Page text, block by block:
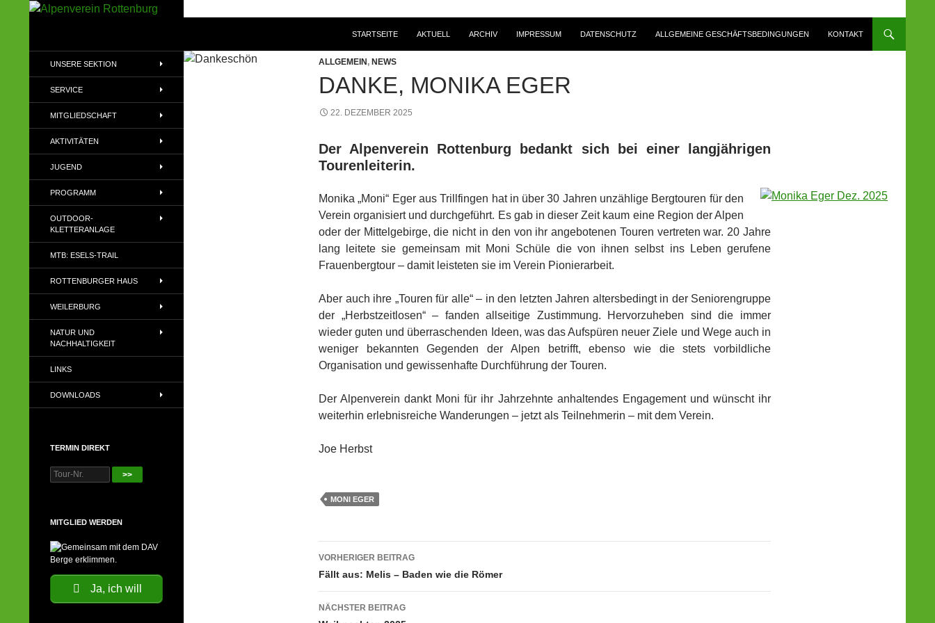
STARTSEITE AKTUELL ARCHIV IMPRESSUM DATENSCHUTZ ALLGEMEINE GESCHÄFTSBEDINGUNGEN KONTAKT
ALLGEMEIN, NEWS
DANKE, MONIKA EGER
22. DEZEMBER 2025
Der Alpenverein Rottenburg bedankt sich bei einer langjährigen
Tourenleiterin.
Monika „Moni“ Eger aus Trillfingen hat in über 30 Jahren unzählige Bergtouren für den
Verein organisiert und durchgeführt. Es gab in dieser Zeit kaum eine Region der Alpen
oder der Mittelgebirge, die nicht in den von ihr angebotenen Touren vertreten war. 20 Jahre
lang leitete sie gemeinsam mit Moni Schüle die von ihnen selbst ins Leben gerufene
Frauenbergtour – damit leisteten sie im Verein Pionierarbeit.
Aber auch ihre „Touren für alle“ – in den letzten Jahren altersbedingt in der Seniorengruppe
der „Herbstzeitlosen“ – fanden allseitige Zustimmung. Hervorzuheben sind die immer
wieder guten und überraschenden Ideen, was das Aufspüren neuer Ziele und Wege auch in
weniger bekannten Gegenden der Alpen betrifft, ebenso wie die stets vorbildliche
Organisation und gewissenhafte Durchführung der Touren.
Der Alpenverein dankt Moni für ihr Jahrzehnte anhaltendes Engagement und wünscht ihr
weiterhin erlebnisreiche Wanderungen – jetzt als Teilnehmerin – mit dem Verein.
Joe Herbst
MONI EGER
Beitragsnavigation
VORHERIGER BEITRAG
Fällt aus: Melis – Baden wie die Römer
NÄCHSTER BEITRAG
Alpenvereins (DAV) e.V
UNSERE SEKTION
SERVICE
MITGLIEDSCHAFT
AKTIVITÄTEN
JUGEND
PROGRAMM
OUTDOOR-
KLETTERANLAGE
MTB: ESELS-TRAIL
ROTTENBURGER HAUS
WEILERBURG
NATUR UND
NACHHALTIGKEIT
LINKS
DOWNLOADS
TERMIN DIREKT
>>
MITGLIED WERDEN
Ja, ich will